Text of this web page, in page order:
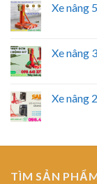
Xe nâng
Xe nâng
Xe nâng
TÌM SẢN